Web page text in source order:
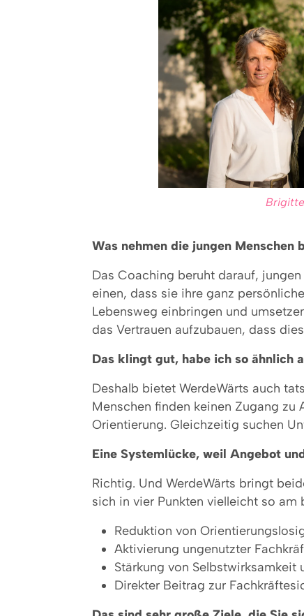
Was nehmen die jungen
Das Coaching beruht darauf,
einen, dass sie ihre ganz
Lebensweg einbringen und
das Vertrauen aufzubauen, dass
Das klingt gut, habe ich so ähnlich
Deshalb bietet WerdeWärts auch
Menschen finden keinen Zugang
Orientierung. Gleichzeitig suchen
Eine Systemlücke, weil Angebot
Richtig. Und WerdeWärts bringt
sich in vier Punkten vielleicht so am
Reduktion von
Aktivierung ungenutzter
Stärkung von Selbstwirksamkeit
Direkter Beitrag zur